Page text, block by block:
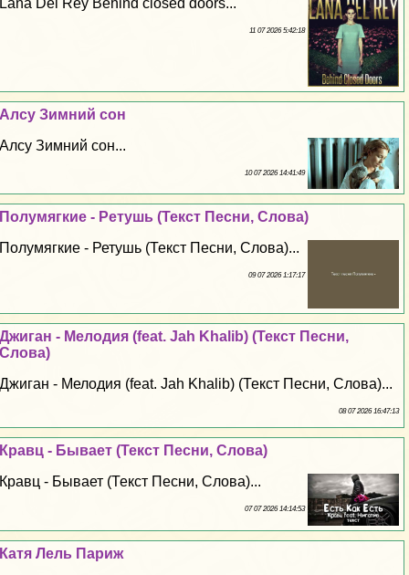
Lana Del Rey Behind closed doors...
11 07 2026 5:42:18
Алсу Зимний сон
Алсу Зимний сон...
10 07 2026 14:41:49
Полумягкие - Ретушь (Текст Песни, Слова)
Полумягкие - Ретушь (Текст Песни, Слова)...
09 07 2026 1:17:17
Джиган - Мелодия (feat. Jah Khalib) (Текст Песни,
Слова)
Джиган - Мелодия (feat. Jah Khalib) (Текст Песни, Слова)...
08 07 2026 16:47:13
Кравц - Бывает (Текст Песни, Слова)
Кравц - Бывает (Текст Песни, Слова)...
07 07 2026 14:14:53
Катя Лель Париж